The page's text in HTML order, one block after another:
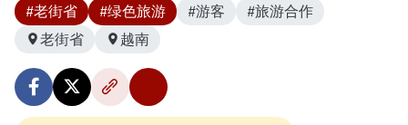
#老街省 #绿色旅游 #游客
#旅游合作
老街省
越南